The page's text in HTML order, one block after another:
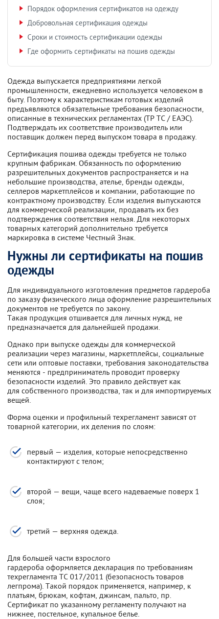
Порядок оформления сертификатов на одежду
Добровольная сертификация одежды
Сроки и стоимость сертификации одежды
Где оформить сертификаты на пошив одежды
Одежда выпускается предприятиями легкой
промышленности, ежедневно используется человеком в
быту. Поэтому к характеристикам готовых изделий
предъявляются обязательные требования безопасности,
описанные в технических регламентах (ТР ТС / ЕАЭС).
Подтверждать их соответствие производитель или
поставщик должен перед выпуском товара в продажу.
Сертификация пошива одежды требуется не только
крупным фабрикам. Обязанность по оформлению
разрешительных документов распространяется и на
небольшие производства, ателье, бренды одежды,
селлеров маркетплейсов и компании, работающие по
контрактному производству. Если изделия выпускаются
для коммерческой реализации, продавать их без
подтверждения соответствия нельзя. Для некоторых
товарных категорий дополнительно требуется
маркировка в системе Честный Знак.
Нужны ли сертификаты на пошив
одежды
Для индивидуального изготовления предметов гардероба
по заказу физического лица оформление разрешительных
документов не требуется по закону.
Такая продукция отшивается для личных нужд, не
предназначается для дальнейшей продажи.
Однако при выпуске одежды для коммерческой
реализации через магазины, маркетплейсы, социальные
сети или оптовые поставки, требования законодательства
меняются - предприниматель проводит проверку
безопасности изделий. Это правило действует как
для собственного производства, так и для импортируемых
вещей.
Форма оценки и профильный техрегламент зависят от
товарной категории, их деления по слоям:
первый — изделия, которые непосредственно
контактируют с телом;
второй — вещи, чаще всего надеваемые поверх 1
слоя;
третий — верхняя одежда.
Для большей части взрослого
гардероба оформляется декларация по требованиям
техрегламента ТС 017/2011 (безопасность товаров
легпрома). Такой порядок применяется, например, к
платьям, брюкам, кофтам, джинсам, пальто, пр.
Сертификат по указанному регламенту получают на
нижнее, постельное, купальное белье.